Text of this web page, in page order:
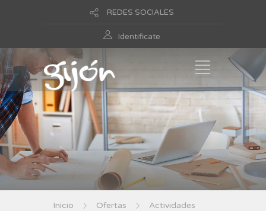
REDES SOCIALES
Identificate
Inicio Ofertas
Actividades